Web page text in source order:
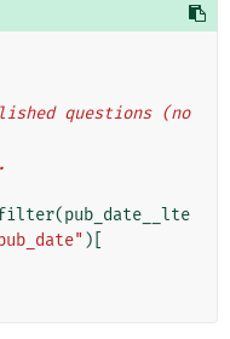
(pub_date__lte
)[